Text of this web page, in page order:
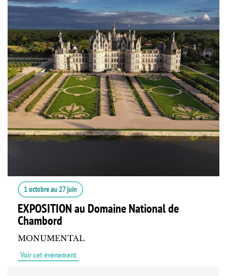
1 octobreau 27 juin
EXPOSITION au Domaine National de
Chambord
MONUMENTAL
Voir cet événement